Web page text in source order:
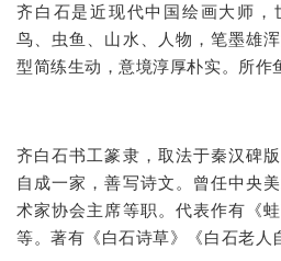
齐白石是近现代中国绘画大师，
鸟、虫鱼、山水、人物，笔墨雄
型简练生动，意境淳厚朴实。所作
齐白石书工篆隶，取法于秦汉碑
自成一家，善写诗文。曾任中央
术家协会主席等职。代表作有《
等。著有《白石诗草》《白石老人